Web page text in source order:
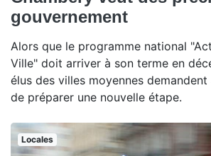
gouvernement
Alors que le programme national
Ville" doit arriver à son terme en
élus des villes moyennes
de préparer une nouvelle étape.
Locales